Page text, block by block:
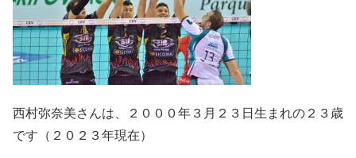
西村弥奈美さんは、２０００年３月２３日生まれの２３歳
です（２０２３年現在）